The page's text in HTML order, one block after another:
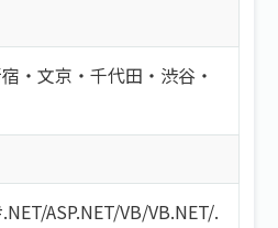
・文京・千代田・渋谷・
/ASP.NET/VB/VB.NET/.